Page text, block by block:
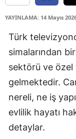
YAYINLAMA: 14 Mayıs
Türk
simalarından
sektörü ve özel
gelmektedir.
nereli, ne iş
evlilik hayatı
detaylar.